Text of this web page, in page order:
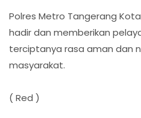
Polres Metro Tangerang
hadir dan memberikan
terciptanya rasa aman dan
masyarakat.
( Red )